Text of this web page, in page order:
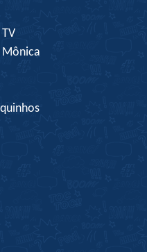
Mônica